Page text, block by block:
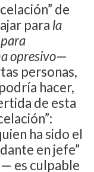
de
para la
opresivo—
personas,
hacer,
de esta
ha sido el
en jefe”
es culpable